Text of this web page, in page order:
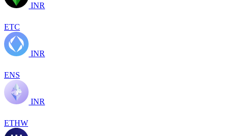
INR
ETC
INR
ENS
INR
ETHW